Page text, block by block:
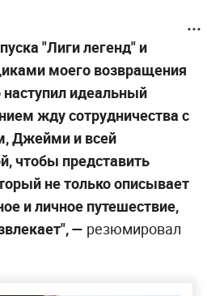
"Лиги легенд" и
моего возвращения
наступил идеальный
жду сотрудничества с
Джейми и всей
чтобы представить
не только описывает
и личное путешествие,
— резюмировал